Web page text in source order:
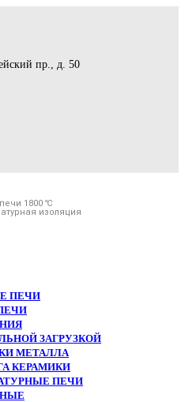
пр., д. 50
1800 ℃
изоляция
ПЕЧИ
ЗАГРУЗКОЙ
МЕТАЛЛА
КЕРАМИКИ
ПЕЧИ